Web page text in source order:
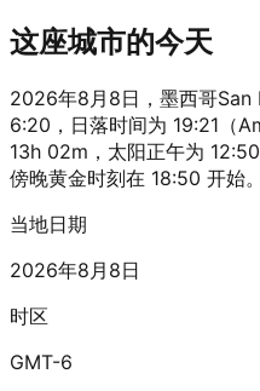
这座城市的今天
2026年8月8日，墨西哥
6:20，日落时间为 19:21（
13h 02m，太阳正午为
傍晚黄金时刻在 18:50 开始。
当地日期
2026年8月8日
时区
GMT-6